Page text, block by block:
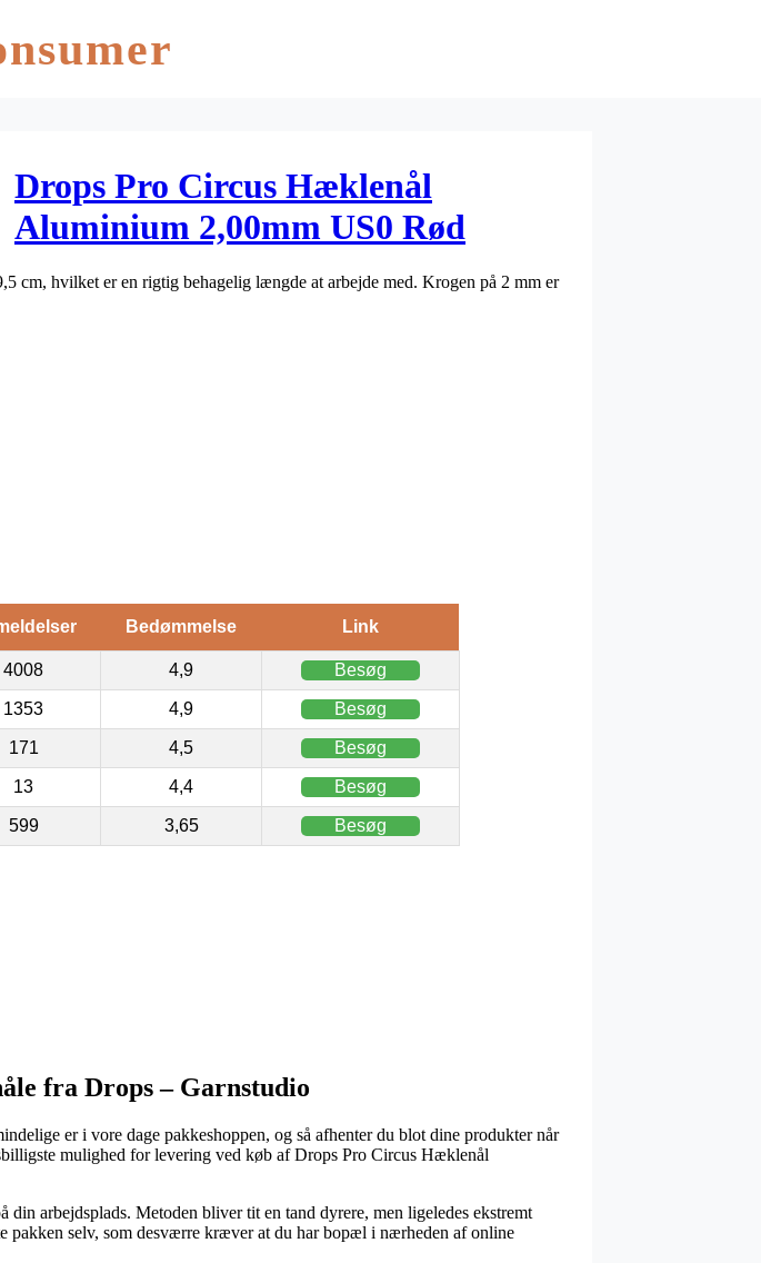
Drops Pro Circus Hæklenål
Aluminium 2,00mm US0 Rød
cm, hvilket er en rigtig behagelig længde at arbejde med. Krogen på 2 mm er
Bedømmelse Link
4008 4,9 Besøg
1353 4,9 Besøg
171 4,5 Besøg
13 4,4 Besøg
599 3,65 Besøg
fra Drops – Garnstudio
er i vore dage pakkeshoppen, og så afhenter du blot dine produkter når
mulighed for levering ved køb af Drops Pro Circus Hæklenål
arbejdsplads. Metoden bliver tit en tand dyrere, men ligeledes ekstremt
pakken selv, som desværre kræver at du har bopæl i nærheden af online